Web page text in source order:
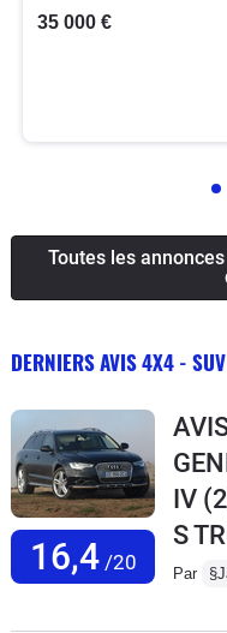
35 000 €
Toutes les
DERNIERS AVIS 4X4 -
16,4/20
IV
S
Par